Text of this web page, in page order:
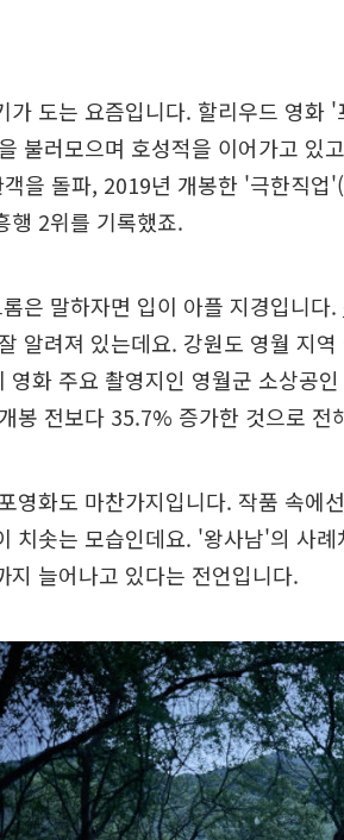
가 도는 요즘입니다. 할리우드 영화
불러모으며 호성적을 이어가고 있
을 돌파, 2019년 개봉한 '극한직
행 2위를 기록했죠.
은 말하자면 입이 아플 지경입니다.
알려져 있는데요. 강원도 영월 지
영화 주요 촬영지인 영월군 소상공
봉 전보다 35.7% 증가한 것으로 전
영화도 마찬가지입니다. 작품 속에
치솟는 모습인데요. '왕사남'의 사
지 늘어나고 있다는 전언입니다.